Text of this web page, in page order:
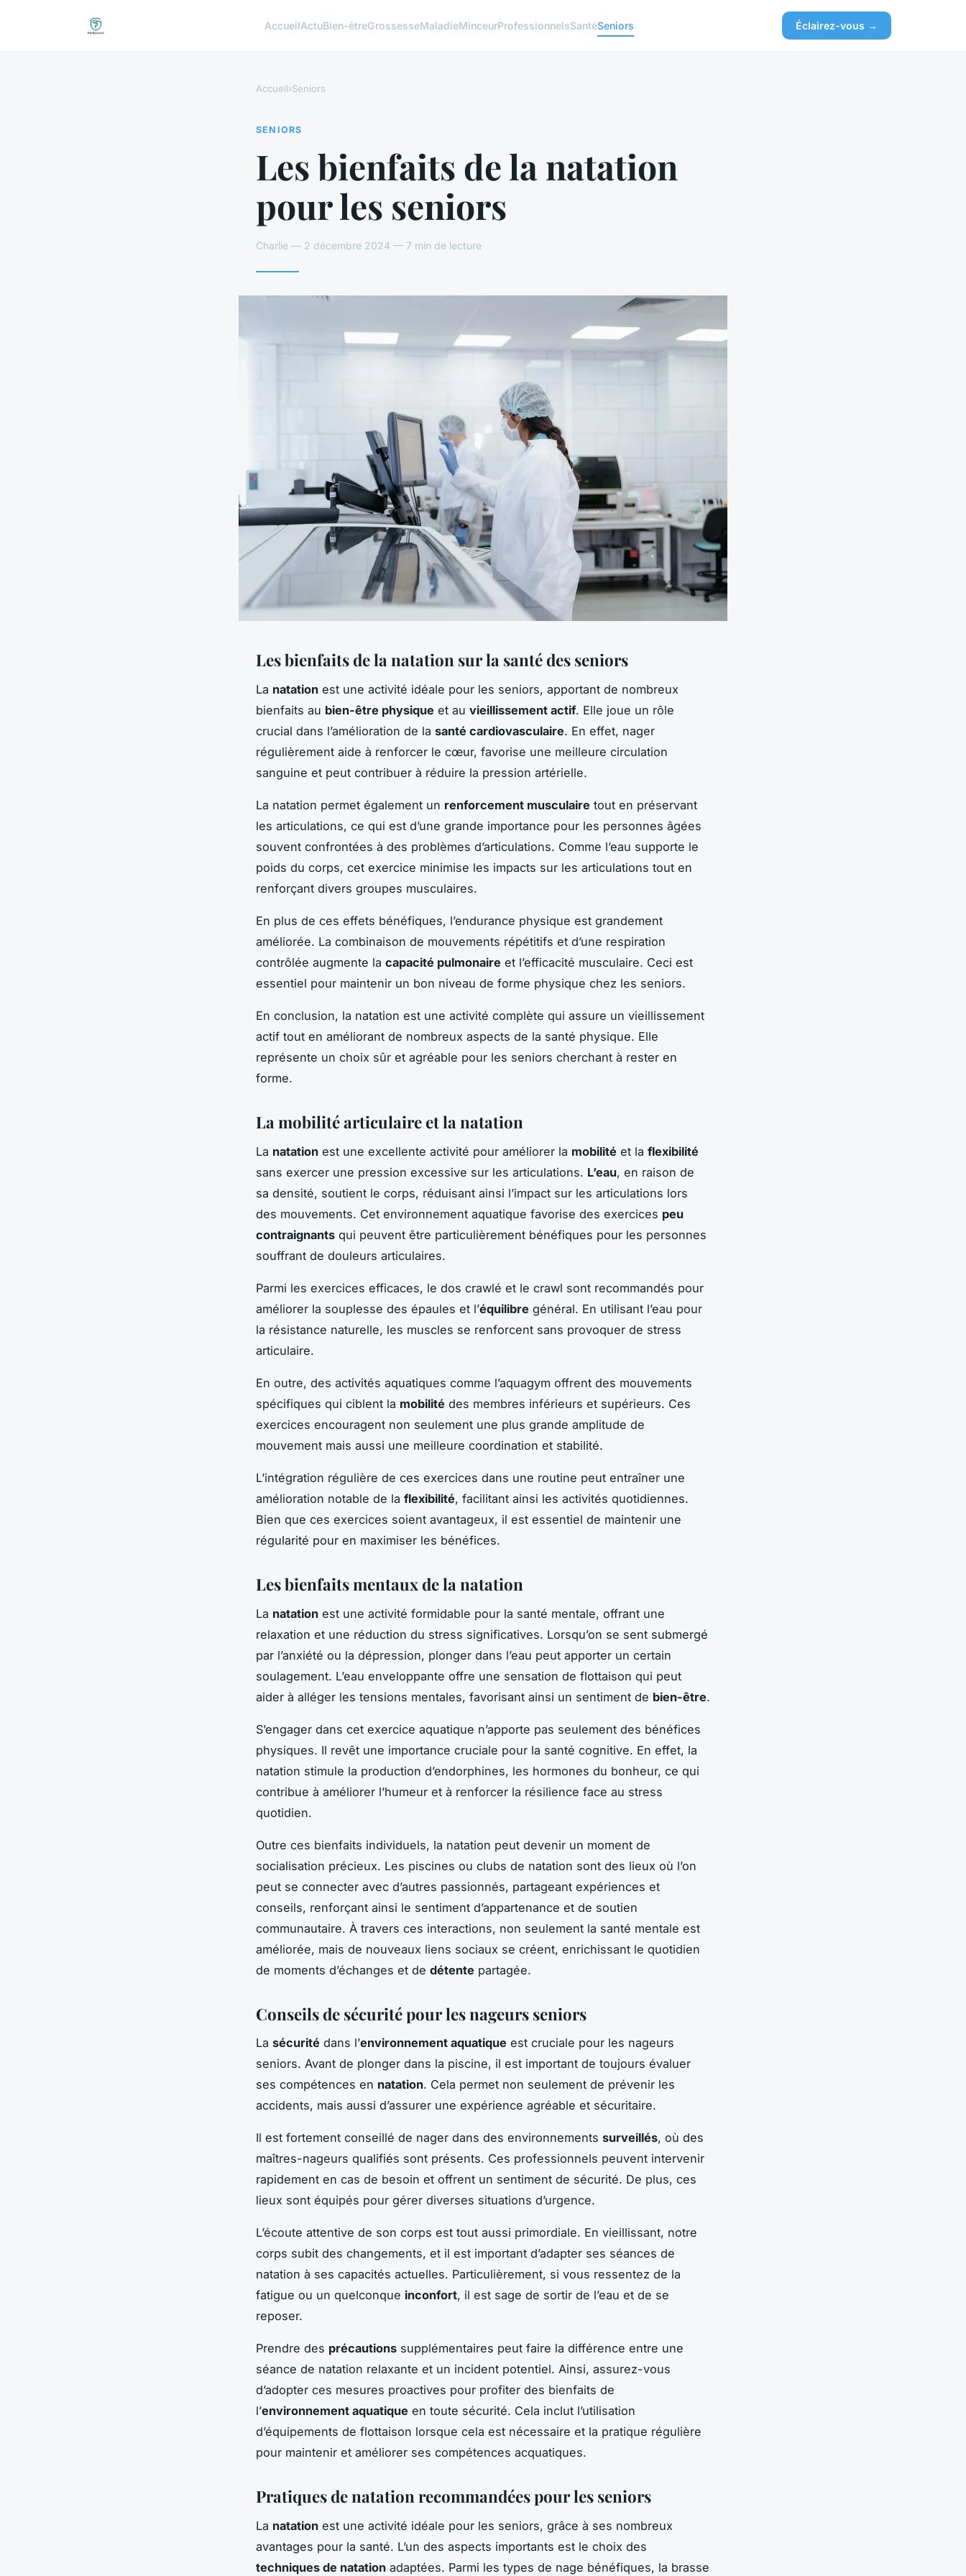
AccueilActuBien-êtreGrossesseMaladieMinceurProfessionnelsSantéSeniors Éclairez-vous →
Accueil›Seniors
SENIORS
Les bienfaits de la natation
pour les seniors
Charlie — 2 décembre 2024 — 7 min de lecture
Les bienfaits de la natation sur la santé des seniors
La natation est une activité idéale pour les seniors, apportant de nombreux
bienfaits au bien-être physique et au vieillissement actif. Elle joue un rôle
crucial dans l’amélioration de la santé cardiovasculaire. En effet, nager
régulièrement aide à renforcer le cœur, favorise une meilleure circulation
sanguine et peut contribuer à réduire la pression artérielle.
La natation permet également un renforcement musculaire tout en préservant
les articulations, ce qui est d’une grande importance pour les personnes âgées
souvent confrontées à des problèmes d’articulations. Comme l’eau supporte le
poids du corps, cet exercice minimise les impacts sur les articulations tout en
renforçant divers groupes musculaires.
En plus de ces effets bénéfiques, l’endurance physique est grandement
améliorée. La combinaison de mouvements répétitifs et d’une respiration
contrôlée augmente la capacité pulmonaire et l’efficacité musculaire. Ceci est
essentiel pour maintenir un bon niveau de forme physique chez les seniors.
En conclusion, la natation est une activité complète qui assure un vieillissement
actif tout en améliorant de nombreux aspects de la santé physique. Elle
représente un choix sûr et agréable pour les seniors cherchant à rester en
forme.
La mobilité articulaire et la natation
La natation est une excellente activité pour améliorer la mobilité et la flexibilité
sans exercer une pression excessive sur les articulations. L’eau, en raison de
sa densité, soutient le corps, réduisant ainsi l’impact sur les articulations lors
des mouvements. Cet environnement aquatique favorise des exercices peu
contraignants qui peuvent être particulièrement bénéfiques pour les personnes
souffrant de douleurs articulaires.
Parmi les exercices efficaces, le dos crawlé et le crawl sont recommandés pour
améliorer la souplesse des épaules et l’équilibre général. En utilisant l’eau pour
la résistance naturelle, les muscles se renforcent sans provoquer de stress
articulaire.
En outre, des activités aquatiques comme l’aquagym offrent des mouvements
spécifiques qui ciblent la mobilité des membres inférieurs et supérieurs. Ces
exercices encouragent non seulement une plus grande amplitude de
mouvement mais aussi une meilleure coordination et stabilité.
L’intégration régulière de ces exercices dans une routine peut entraîner une
amélioration notable de la flexibilité, facilitant ainsi les activités quotidiennes.
Bien que ces exercices soient avantageux, il est essentiel de maintenir une
régularité pour en maximiser les bénéfices.
Les bienfaits mentaux de la natation
La natation est une activité formidable pour la santé mentale, offrant une
relaxation et une réduction du stress significatives. Lorsqu’on se sent submergé
par l’anxiété ou la dépression, plonger dans l’eau peut apporter un certain
soulagement. L’eau enveloppante offre une sensation de flottaison qui peut
aider à alléger les tensions mentales, favorisant ainsi un sentiment de bien-être.
S’engager dans cet exercice aquatique n’apporte pas seulement des bénéfices
physiques. Il revêt une importance cruciale pour la santé cognitive. En effet, la
natation stimule la production d’endorphines, les hormones du bonheur, ce qui
contribue à améliorer l’humeur et à renforcer la résilience face au stress
quotidien.
Outre ces bienfaits individuels, la natation peut devenir un moment de
socialisation précieux. Les piscines ou clubs de natation sont des lieux où l’on
peut se connecter avec d’autres passionnés, partageant expériences et
conseils, renforçant ainsi le sentiment d’appartenance et de soutien
communautaire. À travers ces interactions, non seulement la santé mentale est
améliorée, mais de nouveaux liens sociaux se créent, enrichissant le quotidien
de moments d’échanges et de détente partagée.
Conseils de sécurité pour les nageurs seniors
La sécurité dans l’environnement aquatique est cruciale pour les nageurs
seniors. Avant de plonger dans la piscine, il est important de toujours évaluer
ses compétences en natation. Cela permet non seulement de prévenir les
accidents, mais aussi d’assurer une expérience agréable et sécuritaire.
Il est fortement conseillé de nager dans des environnements surveillés, où des
maîtres-nageurs qualifiés sont présents. Ces professionnels peuvent intervenir
rapidement en cas de besoin et offrent un sentiment de sécurité. De plus, ces
lieux sont équipés pour gérer diverses situations d’urgence.
L’écoute attentive de son corps est tout aussi primordiale. En vieillissant, notre
corps subit des changements, et il est important d’adapter ses séances de
natation à ses capacités actuelles. Particulièrement, si vous ressentez de la
fatigue ou un quelconque inconfort, il est sage de sortir de l’eau et de se
reposer.
Prendre des précautions supplémentaires peut faire la différence entre une
séance de natation relaxante et un incident potentiel. Ainsi, assurez-vous
d’adopter ces mesures proactives pour profiter des bienfaits de
l’environnement aquatique en toute sécurité. Cela inclut l’utilisation
d’équipements de flottaison lorsque cela est nécessaire et la pratique régulière
pour maintenir et améliorer ses compétences acquatiques.
Pratiques de natation recommandées pour les seniors
La natation est une activité idéale pour les seniors, grâce à ses nombreux
avantages pour la santé. L’un des aspects importants est le choix des
techniques de natation adaptées. Parmi les types de nage bénéfiques, la brasse